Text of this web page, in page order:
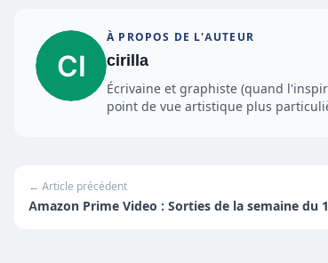
À PROPOS DE L'AUTEUR
cirilla
Écrivaine et graphiste (quand
point de vue artistique plus
← Article précédent
Amazon Prime Video : Sorties de la semaine du